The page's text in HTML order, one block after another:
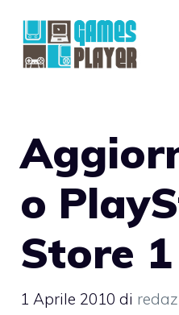
contenuto
o
Store
1 Aprile 2010 di